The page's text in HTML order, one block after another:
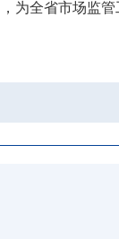
， 为全省市场监管